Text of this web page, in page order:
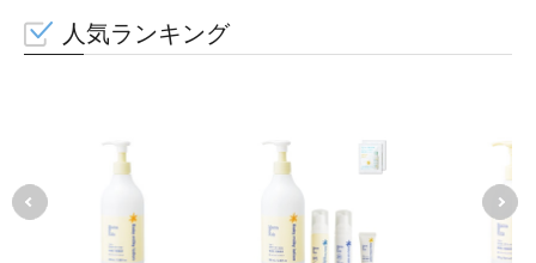
人気ランキング